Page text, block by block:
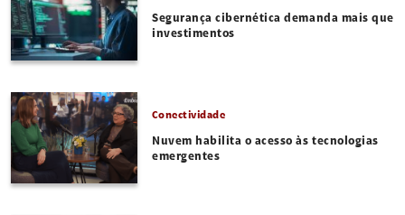
Segurança cibernética demanda mais que
investimentos
Conectividade
Nuvem habilita o acesso às tecnologias
emergentes